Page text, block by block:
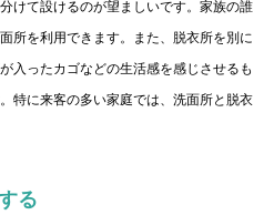
けて設けるのが望ましいです。家族の誰
所を利用できます。また、脱衣所を別に
入ったカゴなどの生活感を感じさせるも
特に来客の多い家庭では、洗面所と脱衣
る